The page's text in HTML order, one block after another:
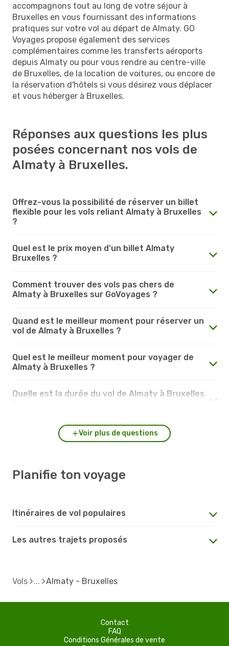
accompagnons tout au long de votre séjour à
Bruxelles en vous fournissant des informations
pratiques sur votre vol au départ de Almaty. GO
Voyages propose également des services
complémentaires comme les transferts aéroports
depuis Almaty ou pour vous rendre au centre-ville
de Bruxelles, de la location de voitures, ou encore de
la réservation d'hôtels si vous désirez vous déplacer
et vous héberger à Bruxelles.
Réponses aux questions les plus
posées concernant nos vols de
Almaty à Bruxelles.
Offrez-vous la possibilité de réserver un billet
flexible pour les vols reliant Almaty à Bruxelles
?
Quel est le prix moyen d'un billet Almaty
Bruxelles ?
Comment trouver des vols pas chers de
Almaty à Bruxelles sur GoVoyages ?
Quand est le meilleur moment pour réserver un
vol de Almaty à Bruxelles ?
Quel est le meilleur moment pour voyager de
Almaty à Bruxelles ?
Quelle est la durée du vol de Almaty à Bruxelles
Voir plus de questions
Planifie ton voyage
Itinéraires de vol populaires
Les autres trajets proposés
Vols Almaty - Bruxelles
Contact
FAQ
Conditions Générales de vente